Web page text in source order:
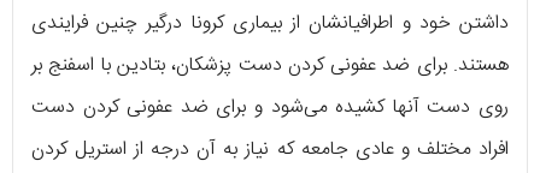
داشتن خود و اطرافیانشان از بیماری کرونا درگیر چنین فرایندی
هستند. برای ضد عفونی کردن دست پزشکان، بتادین با اسفنج بر
روی دست آنها کشیده می‌شود و برای ضد عفونی کردن دست
افراد مختلف و عادی جامعه که نیاز به آن درجه از استریل کردن